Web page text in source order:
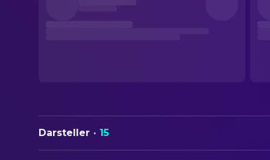
Darsteller · 15